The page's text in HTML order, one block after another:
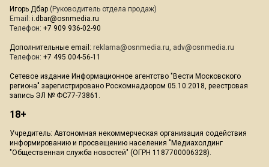
Игорь Дбар (Руководитель отдела продаж)
Email: i.dbar@osnmedia.ru
Телефон: +7 909 936-02-90
Дополнительные email: reklama@osnmedia.ru, adv@osnmedia.ru
Телефон: +7 495 004-56-11
Сетевое издание Информационное агентство "Вести Московского
региона" зарегистрировано Роскомнадзором 05.10.2018, реестровая
запись ЭЛ № ФС77-73861.
18+
Учредитель: Автономная некоммерческая организация содействия
информированию и просвещению населения "Медиахолдинг
"Общественная служба новостей" (ОГРН 1187700006328).